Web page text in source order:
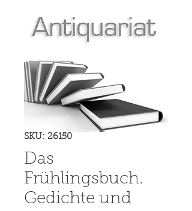
SKU: 26150
Das
Frühlingsbuch.
Gedichte und